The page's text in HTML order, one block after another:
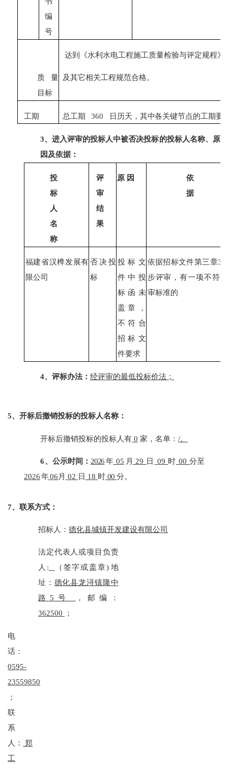
编
号
质量
目标
达到《水利水电工程施工质量检验与评定规程》
及其它相关工程规范合格。
工期 总工期 360 日历天，其中各关键节点的工期要
3、进入评审的投标人中被否决投标的投标人名称、原
因及依据：
投
标
人
名
称
评
审
结
果
原 因
依
据
福建省汉榫发展有
限公司
否决投
标
投标文
件中投
标函未
盖章，
不符合
招标文
件要求
依据招标文件第三章
步评审，有一项不符
审标准的
4、评标办法： 经评审的最低投标价法；
5、开标后撤销投标的投标人名称：
开标后撤销投标的投标人有 0 家，名单： /。
6、公示时间： 2026年05 月 29 日 09 时 00分至
2026年 06 月 02 日 18 时 00分。
7、联系方式：
招标人：德化县城镇开发建设有限公司
法定代表人或项目负责
人 : （签字或盖章) 地
址： 德化县龙浔镇隆中
路 5号
，邮编：
362500 ；
电
话：
0595-
23559850
；
联
系
人： 郑
工